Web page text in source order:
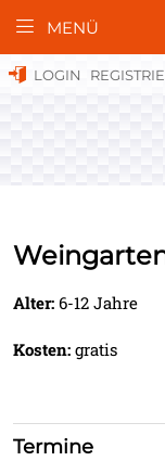
MENÜ
LOGIN
Alter: 6-12 Jahre
Kosten: gratis
Termine